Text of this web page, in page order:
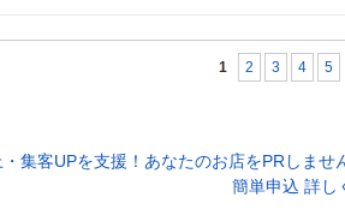
1 2 3 4 5